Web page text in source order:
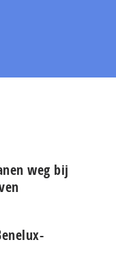
weg bij